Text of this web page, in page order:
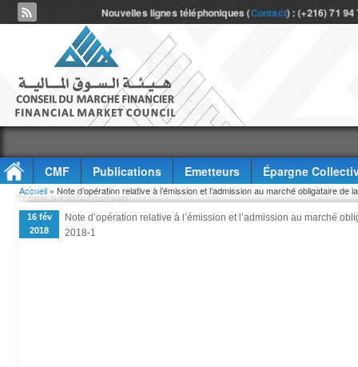
Nouvelles lignes téléphoniques (Contact) : (+216) 71
CMF Publications Emetteurs
Épargne
Accès à l'information
Vous êtes ici
Accueil » Note d’opération relative à l’émission et l’admission au marché obligataire
16 fév
2018
Note d’opération relative à l’émission et l’admission au marché
2018-1